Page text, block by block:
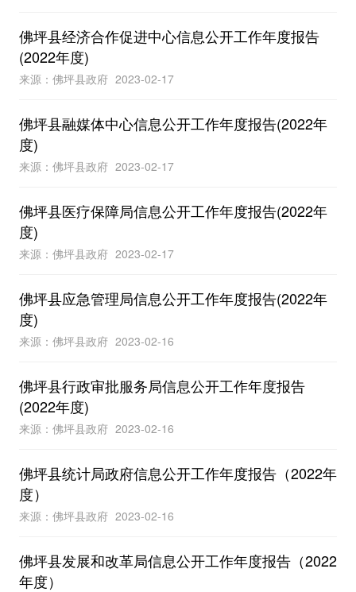
佛坪县经济合作促进中心信息公开工作年度报告
(2022年度)
来源：佛坪县政府 2023-02-17
佛坪县融媒体中心信息公开工作年度报告(2022年
度)
来源：佛坪县政府 2023-02-17
佛坪县医疗保障局信息公开工作年度报告(2022年
度)
来源：佛坪县政府 2023-02-17
佛坪县应急管理局信息公开工作年度报告(2022年
度)
来源：佛坪县政府 2023-02-16
佛坪县行政审批服务局信息公开工作年度报告
(2022年度)
来源：佛坪县政府 2023-02-16
佛坪县统计局政府信息公开工作年度报告（2022年
度）
来源：佛坪县政府 2023-02-16
佛坪县发展和改革局信息公开工作年度报告（2022
年度）